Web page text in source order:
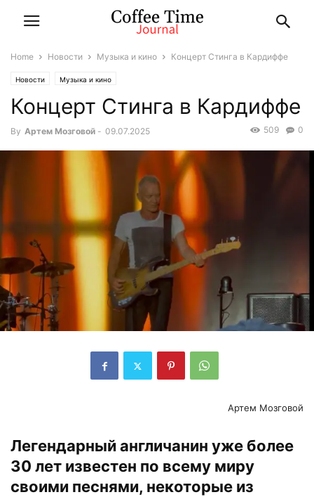
Home Новости Музыка и кино Концерт Стинга в Кардиффе
Новости Музыка и кино
Концерт Стинга в Кардиффе
By Артем Мозговой - 09.07.2025 0
509
Артем Мозговой
Легендарный англичанин уже более
30 лет известен по всему миру
своими песнями, некоторые из